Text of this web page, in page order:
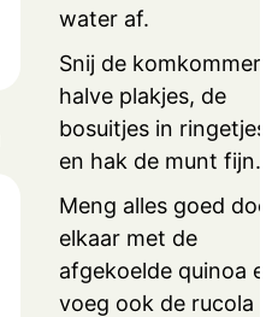
water af.
Snij de komkommer
halve plakjes, de
bosuitjes in ringetjes
en hak de munt fijn.
Meng alles goed door
elkaar met de
afgekoelde quinoa en
voeg ook de rucola